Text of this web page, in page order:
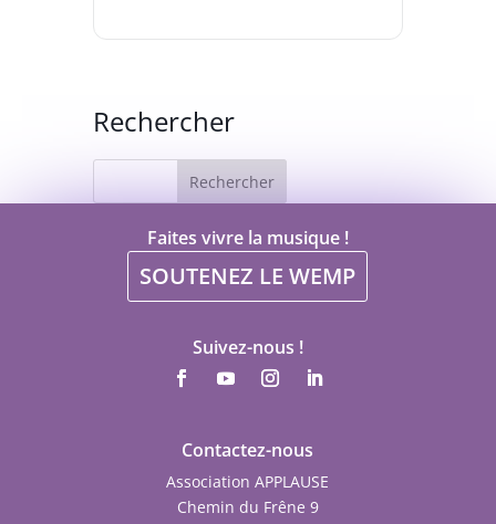
Rechercher
Faites vivre la musique !
SOUTENEZ LE WEMP
Suivez-nous !
Contactez-nous
Association APPLAUSE
Chemin du Frêne 9